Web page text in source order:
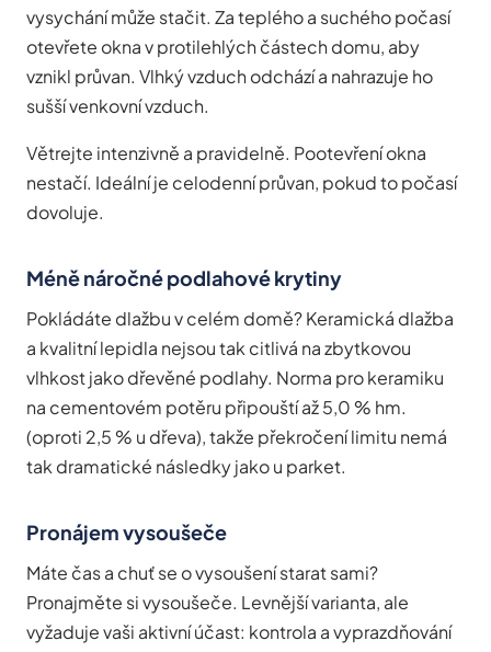
vysychání může stačit. Za teplého a suchého počasí
otevřete okna v protilehlých částech domu, aby
vznikl průvan. Vlhký vzduch odchází a nahrazuje ho
sušší venkovní vzduch.
Větrejte intenzivně a pravidelně. Pootevření okna
nestačí. Ideální je celodenní průvan, pokud to počasí
dovoluje.
Méně náročné podlahové krytiny
Pokládáte dlažbu v celém domě? Keramická dlažba
a kvalitní lepidla nejsou tak citlivá na zbytkovou
vlhkost jako dřevěné podlahy. Norma pro keramiku
na cementovém potěru připouští až 5,0 % hm.
(oproti 2,5 % u dřeva), takže překročení limitu nemá
tak dramatické následky jako u parket.
Pronájem vysoušeče
Máte čas a chuť se o vysoušení starat sami?
Pronajměte si vysoušeče. Levnější varianta, ale
vyžaduje vaši aktivní účast: kontrola a vyprazdňování